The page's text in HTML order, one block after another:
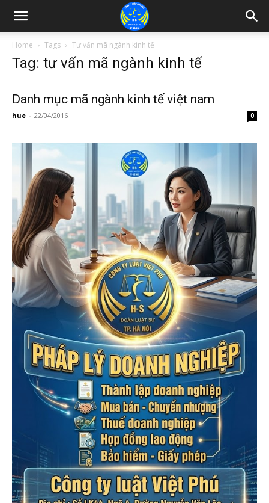
Home Tags Tư vấn mã ngành kinh tế
Tag: tư vấn mã ngành kinh tế
Danh mục mã ngành kinh tế việt nam
hue - 22/04/2016 0